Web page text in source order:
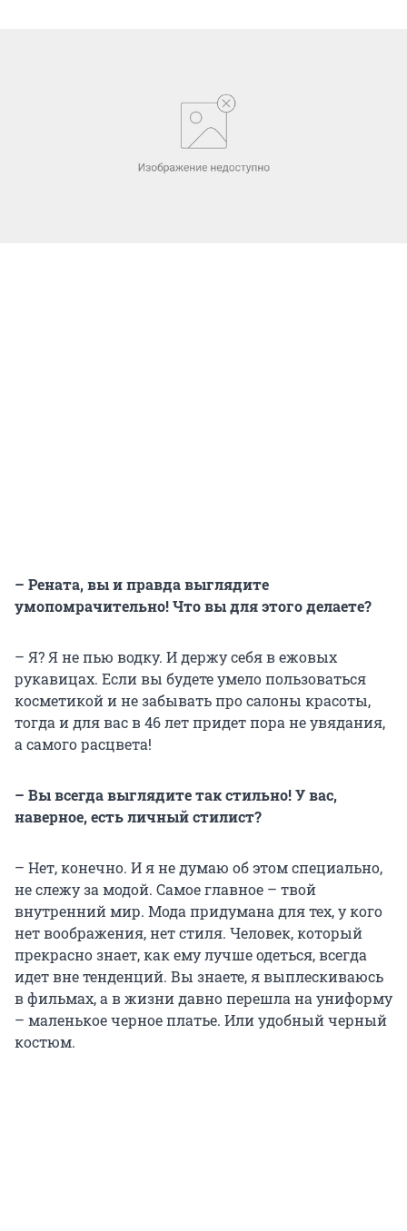
– Рената, вы и правда выглядите
умопомрачительно! Что вы для этого делаете?
– Я? Я не пью водку. И держу себя в ежовых
рукавицах. Если вы будете умело пользоваться
косметикой и не забывать про салоны красоты,
тогда и для вас в 46 лет придет пора не увядания,
а самого расцвета!
– Вы всегда выглядите так стильно! У вас,
наверное, есть личный стилист?
– Нет, конечно. И я не думаю об этом специально,
не слежу за модой. Самое главное – твой
внутренний мир. Мода придумана для тех, у кого
нет воображения, нет стиля. Человек, который
прекрасно знает, как ему лучше одеться, всегда
идет вне тенденций. Вы знаете, я выплескиваюсь
в фильмах, а в жизни давно перешла на униформу
– маленькое черное платье. Или удобный черный
костюм.